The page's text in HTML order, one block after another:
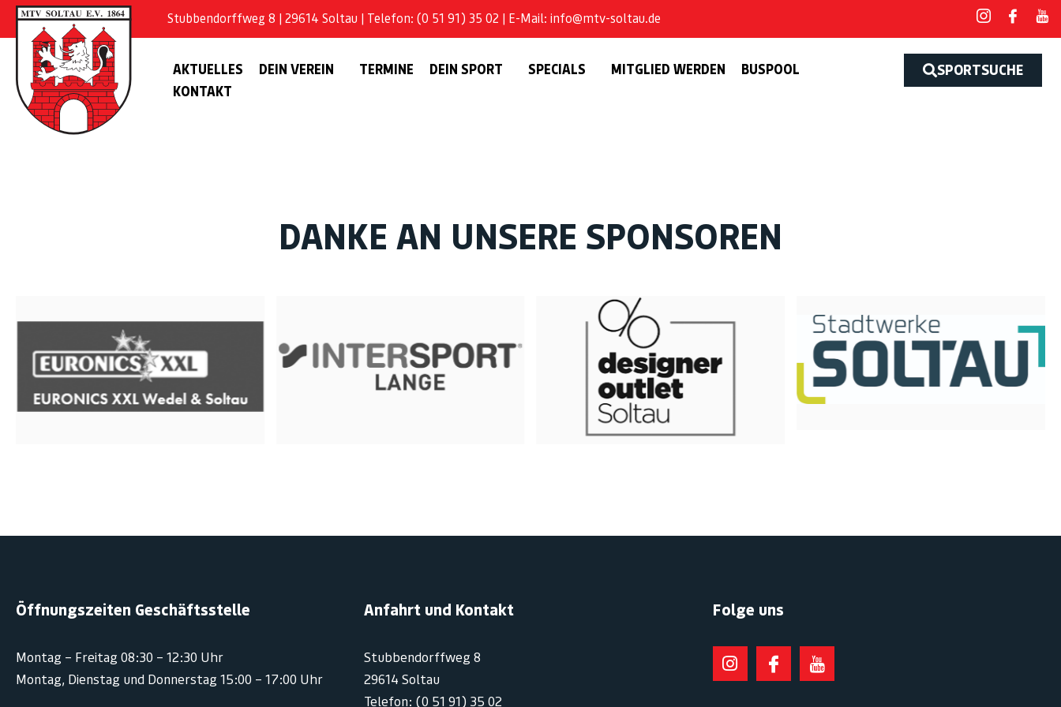
Stubbendorffweg 8 | 29614 Soltau | Telefon: (0 51 91) 35 02 | E-Mail: info@mtv-soltau.de
AKTUELLES DEIN VEREIN TERMINE DEIN SPORT SPECIALS MITGLIED WERDEN
BUSPOOL
KONTAKT
SPORTSUCHE
DANKE AN UNSERE SPONSOREN
Öffnungszeiten Geschäftsstelle
Montag – Freitag 08:30 – 12:30 Uhr
Montag, Dienstag und Donnerstag 15:00 – 17:00 Uhr
Anfahrt und Kontakt
Stubbendorffweg 8
29614 Soltau
Telefon: (0 51 91) 35 02
Folge uns